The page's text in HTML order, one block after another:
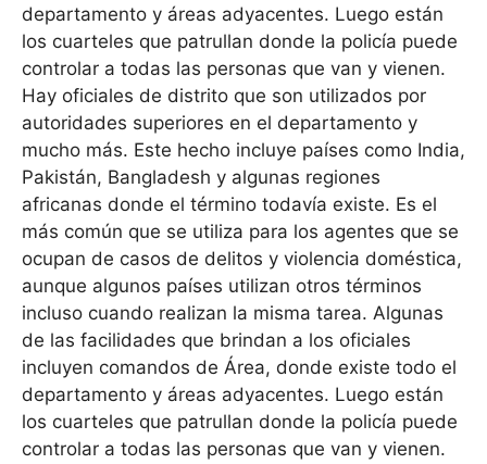
departamento y áreas adyacentes. Luego están
los cuarteles que patrullan donde la policía puede
controlar a todas las personas que van y vienen.
Hay oficiales de distrito que son utilizados por
autoridades superiores en el departamento y
mucho más. Este hecho incluye países como India,
Pakistán, Bangladesh y algunas regiones
africanas donde el término todavía existe. Es el
más común que se utiliza para los agentes que se
ocupan de casos de delitos y violencia doméstica,
aunque algunos países utilizan otros términos
incluso cuando realizan la misma tarea. Algunas
de las facilidades que brindan a los oficiales
incluyen comandos de Área, donde existe todo el
departamento y áreas adyacentes. Luego están
los cuarteles que patrullan donde la policía puede
controlar a todas las personas que van y vienen.